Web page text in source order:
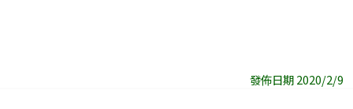
發佈日期 2020/2/9